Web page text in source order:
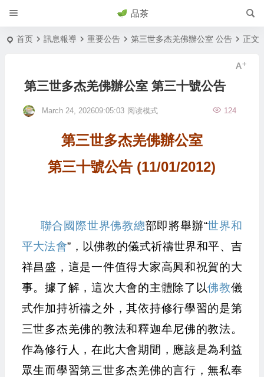
品茶
首页 訊息報導 重要公告 第三世多杰羌佛辦公室 公告 正文
第三世多杰羌佛辦公室 第三十號公告
March 24, 202609:05:03 124
阅读模式
第三世多杰羌佛辦公室
第三十號公告 (11/01/2012)
聯合國際世界佛教總部即將舉辦“世界和
平大法會”，以佛教的儀式祈禱世界和平、吉
祥昌盛，這是一件值得大家高興和祝賀的大
事。據了解，這次大會的主體除了以佛教儀
式作加持祈禱之外，其依持修行學習的是第
三世多杰羌佛的教法和釋迦牟尼佛的教法。
作為修行人，在此大會期間，應該是為利益
眾生而學習第三世多杰羌佛的言行，無私奉